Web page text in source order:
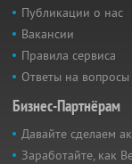
Публикации о нас
Вакансии
Правила сервиса
Ответы на вопросы
Бизнес-Партнёрам
Давайте сделаем
Заработайте, как